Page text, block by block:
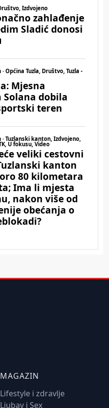
MAGAZIN
Lifestyle i zdravlje
Ljubav i Sex